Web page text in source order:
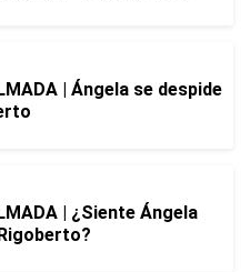
| Ángela se despide
| ¿Siente Ángela